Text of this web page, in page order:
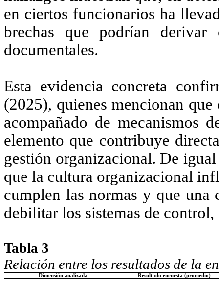
en ciertos funcionarios ha
brechas que podrían derivar
documentales.
Esta evidencia concreta
(2025), quienes mencionan
acompañado de mecanismos
elemento que contribuye
gestión organizacional. De
que la cultura organizacional
cumplen las normas y que una
debilitar los sistemas de control,
Tabla 3
Relación entre los resultados de la
Dimensión analizada Resultado encuesta (promedio)